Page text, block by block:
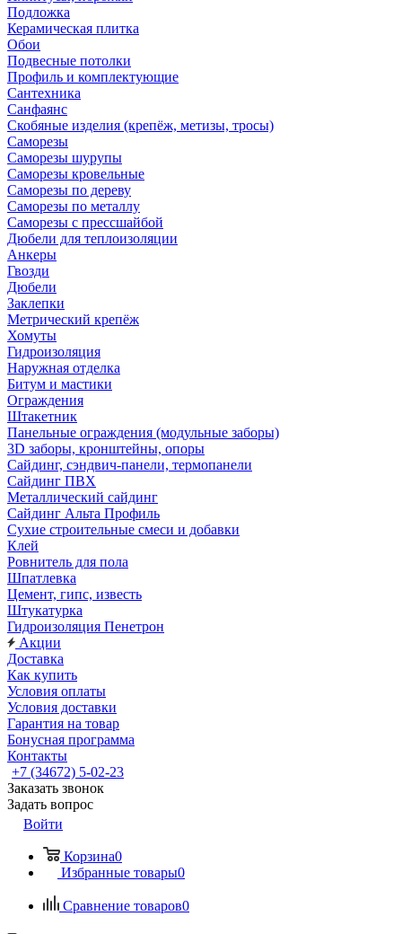
Подложка
Керамическая плитка
Обои
Подвесные потолки
Профиль и комплектующие
Сантехника
Санфаянс
Скобяные изделия (крепёж, метизы, тросы)
Саморезы
Саморезы шурупы
Саморезы кровельные
Саморезы по дереву
Саморезы по металлу
Саморезы с прессшайбой
Дюбели для теплоизоляции
Анкеры
Гвозди
Дюбели
Заклепки
Метрический крепёж
Хомуты
Гидроизоляция
Наружная отделка
Битум и мастики
Ограждения
Штакетник
Панельные ограждения (модульные заборы)
3D заборы, кронштейны, опоры
Cайдинг, сэндвич-панели, термопанели
Сайдинг ПВХ
Металлический сайдинг
Сайдинг Альта Профиль
Сухие строительные смеси и добавки
Клей
Ровнитель для пола
Шпатлевка
Цемент, гипс, известь
Штукатурка
Гидроизоляция Пенетрон
Акции
Доставка
Как купить
Условия оплаты
Условия доставки
Гарантия на товар
Бонусная программа
Контакты
+7 (34672) 5-02-23
Заказать звонок
Задать вопрос
Войти
Корзина0
Избранные товары0
Сравнение товаров0